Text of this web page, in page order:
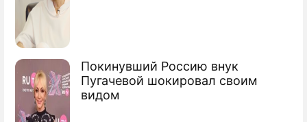
Покинувший Россию внук
Пугачевой шокировал своим
видом